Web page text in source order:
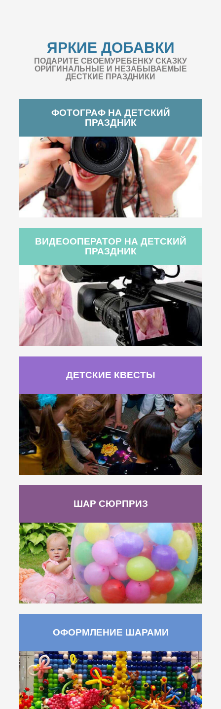
ЯРКИЕ ДОБАВКИ
ПОДАРИТЕ СВОЕМУРЕБЕНКУ СКАЗКУ
ОРИГИНАЛЬНЫЕ И НЕЗАБЫВАЕМЫЕ
ДЕСТКИЕ ПРАЗДНИКИ
ФОТОГРАФ НА ДЕТСКИЙ
ПРАЗДНИК
ВИДЕООПЕРАТОР НА ДЕТСКИЙ
ПРАЗДНИК
ДЕТСКИЕ КВЕСТЫ
ШАР СЮРПРИЗ
ОФОРМЛЕНИЕ ШАРАМИ